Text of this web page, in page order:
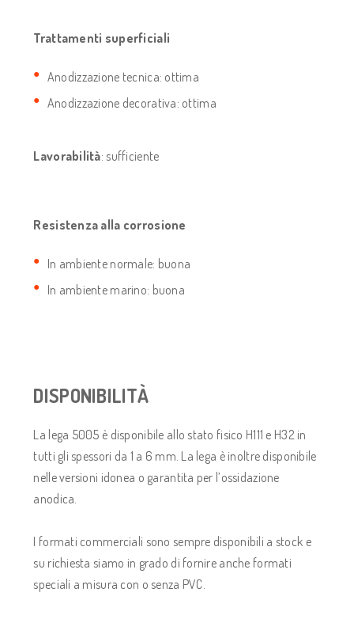
Trattamenti superficiali
Anodizzazione tecnica: ottima
Anodizzazione decorativa: ottima
Lavorabilità: sufficiente
Resistenza alla corrosione
In ambiente normale: buona
In ambiente marino: buona
DISPONIBILITÀ
La lega 5005 è disponibile allo stato fisico H111 e H32 in
tutti gli spessori da 1 a 6 mm. La lega è inoltre disponibile
nelle versioni idonea o garantita per l’ossidazione
anodica.
I formati commerciali sono sempre disponibili a stock e
su richiesta siamo in grado di fornire anche formati
speciali a misura con o senza PVC.